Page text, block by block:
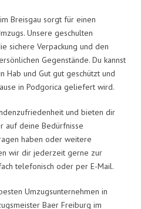
Breisgau sorgt für einen
Unsere geschulten
sichere Verpackung und den
Gegenstände. Du kannst
Hab und Gut gut geschützt und
in Podgorica geliefert wird.
und bieten dir
auf deine Bedürfnisse
haben oder weitere
wir dir jederzeit gerne zur
telefonisch oder per E-Mail.
Umzugsunternehmen in
Baer Freiburg im